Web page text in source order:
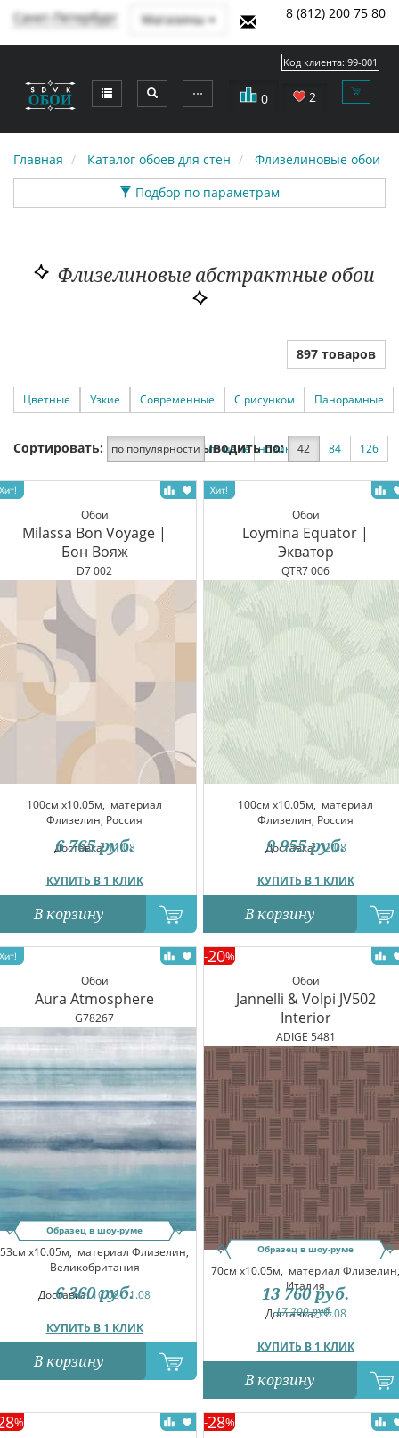
Санкт-Петербург Магазины 8 (812) 200 75 80
⋯ 0 2
Код клиента: 99-001
Главная Каталог обоев для стен
Флизелиновые обои
Подбор по параметрам
Флизелиновые абстрактные обои
897 товаров
Цветные Узкие Современные С рисунком Панорамные
Сортировать: по популярности по цене новинки по скидке
Выводить по: 42 84 126
Обои
Milassa Bon Voyage |
Бон Вояж
D7 002
100см x10.05м, материал
Флизелин, Россия
Доставка:11.08
КУПИТЬ В 1 КЛИК
6 765 руб.
В корзину
Обои
Loymina Equator |
Экватор
QTR7 006
100см x10.05м, материал
Флизелин, Россия
Доставка:12.08
КУПИТЬ В 1 КЛИК
9 955 руб.
В корзину
Обои
Aura Atmosphere
G78267
Образец в шоу-руме
53см x10.05м, материал Флизелин,
Великобритания
Доставка:10.08-11.08
КУПИТЬ В 1 КЛИК
6 360 руб.
В корзину
Обои
Jannelli & Volpi JV502
Interior
ADIGE 5481
-20%
Образец в шоу-руме
70см x10.05м, материал Флизелин,
Италия
Доставка:10.08
КУПИТЬ В 1 КЛИК
17 200руб.
13 760 руб.
В корзину
% -28%